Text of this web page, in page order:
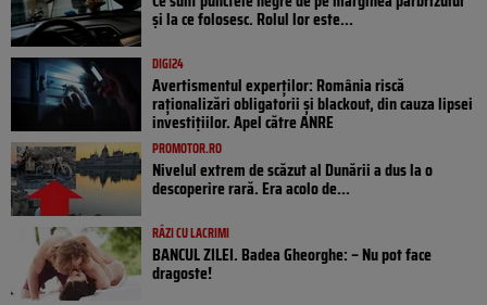
și la ce folosesc. Rolul lor este...
DIGI24
Avertismentul experților: România riscă
raționalizări obligatorii și blackout, din cauza lipsei
investițiilor. Apel către ANRE
PROMOTOR.RO
Nivelul extrem de scăzut al Dunării a dus la o
descoperire rară. Era acolo de...
RÂZI CU LACRIMI
BANCUL ZILEI. Badea Gheorghe: – Nu pot face
dragoste!